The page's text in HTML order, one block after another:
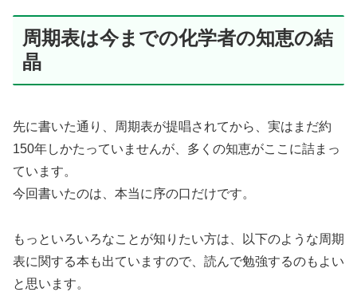
周期表は今までの化学者の知恵の結
晶
先に書いた通り、周期表が提唱されてから、実はまだ約
150年しかたっていませんが、多くの知恵がここに詰まっ
ています。
今回書いたのは、本当に序の口だけです。
もっといろいろなことが知りたい方は、以下のような周期
表に関する本も出ていますので、読んで勉強するのもよい
と思います。